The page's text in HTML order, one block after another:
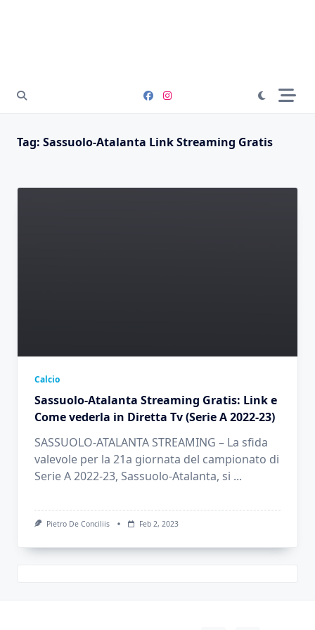
Tag: Sassuolo-Atalanta Link Streaming Gratis
Calcio
Sassuolo-Atalanta Streaming Gratis: Link e
Come vederla in Diretta Tv (Serie A 2022-23)
SASSUOLO-ATALANTA STREAMING – La sfida
valevole per la 21a giornata del campionato di
Serie A 2022-23, Sassuolo-Atalanta, si ...
Pietro De Conciliis Feb 2, 2023